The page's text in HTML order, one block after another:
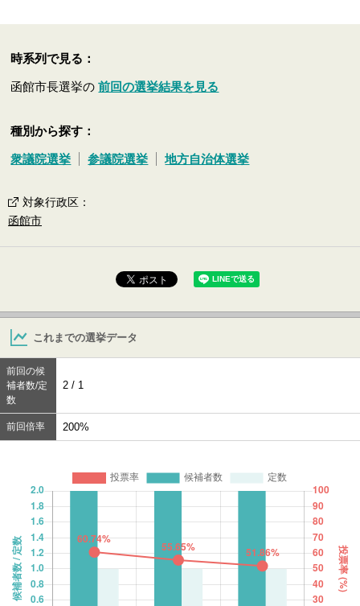
時系列で見る：
函館市長選挙の前回の選挙結果を見る
種別から探す：
衆議院選挙 参議院選挙 地方自治体選挙
対象行政区 ：
函館市
これまでの選挙データ
前回の候
補者数/定
数
2 / 1
前回倍率 200%